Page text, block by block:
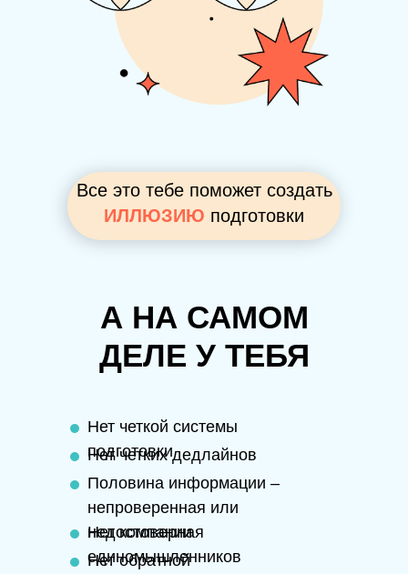
Все это тебе поможет создать
ИЛЛЮЗИЮ подготовки
Нет четкой системы
подготовки
Нет четких дедлайнов
Половина информации –
непроверенная или
недостоверная
Нет компании
единомышленников
Нет обратной
А НА САМОМ
ДЕЛЕ У ТЕБЯ